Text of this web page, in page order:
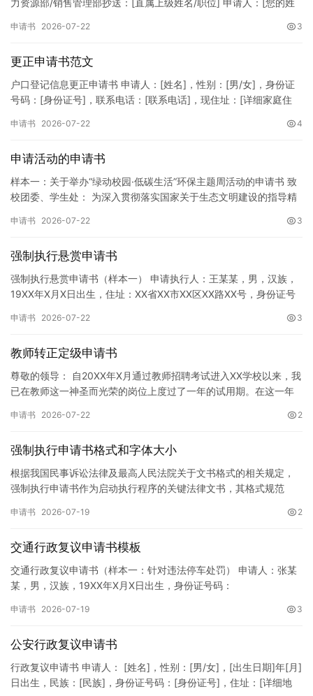
力资源部/销售管理部抄送：[直属上级姓名/职位] 申请人：[您的姓
申请书 2026-07-22 3
更正申请书范文
户口登记信息更正申请书 申请人：[姓名]，性别：[男/女]，身份证
号码：[身份证号]，联系电话：[联系电话]，现住址：[详细家庭住
申请书 2026-07-22 4
申请活动的申请书
样本一：关于举办“绿动校园·低碳生活”环保主题周活动的申请书 致
校团委、学生处： 为深入贯彻落实国家关于生态文明建设的指导精
申请书 2026-07-22 3
强制执行悬赏申请书
强制执行悬赏申请书（样本一） 申请执行人：王某某，男，汉族，
19XX年X月X日出生，住址：XX省XX市XX区XX路XX号，身份证号
申请书 2026-07-22 3
教师转正定级申请书
尊敬的领导： 自20XX年X月通过教师招聘考试进入XX学校以来，我
已在教师这一神圣而光荣的岗位上度过了一年的试用期。在这一年
申请书 2026-07-22 2
强制执行申请书格式和字体大小
根据我国民事诉讼法律及最高人民法院关于文书格式的相关规定，
强制执行申请书作为启动执行程序的关键法律文书，其格式规范
纸张与…
申请书 2026-07-19 2
交通行政复议申请书模板
交通行政复议申请书（样本一：针对违法停车处罚） 申请人：张某
某，男，汉族，19XX年X月X日出生，身份证号码：
申请书 2026-07-19 3
公安行政复议申请书
行政复议申请书 申请人： [姓名]，性别：[男/女]，[出生日期]年[月]
日出生，民族：[民族]，身份证号码：[身份证号]，住址：[详细地